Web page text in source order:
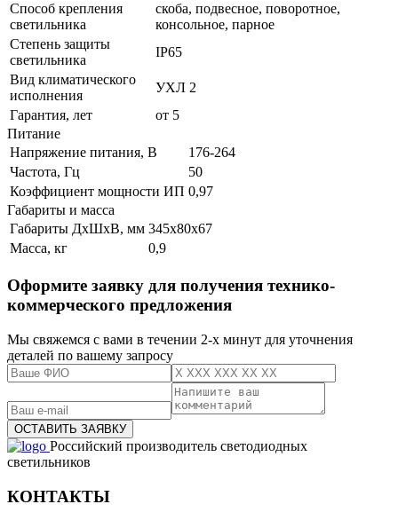
Способ крепления
светильника
скоба, подвесное, поворотное,
консольное, парное
Степень защиты
светильника
IP65
Вид климатического
исполнения
УХЛ 2
Гарантия, лет
от 5
Питание
Напряжение питания, В
176-264
Частота, Гц
50
Коэффициент мощности ИП 0,97
Габариты и масса
Габариты ДхШхВ, мм 345х80х67
Масса, кг
0,9
Оформите заявку для получения технико-
коммерческого предложения
Мы свяжемся с вами в течении 2-х минут для уточнения
деталей по вашему запросу
Российский производитель светодиодных
светильников
КОНТАКТЫ